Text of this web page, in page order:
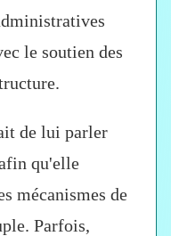
le soutien des
de lui parler
qu'elle
mécanismes de
Parfois,